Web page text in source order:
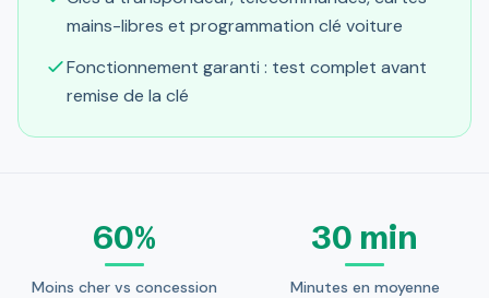
mains-libres et programmation clé voiture
Fonctionnement garanti : test complet avant
remise de la clé
60%
Moins cher vs concession
30 min
Minutes en moyenne